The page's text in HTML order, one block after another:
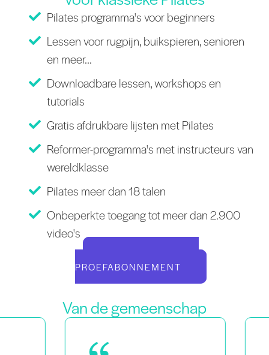
Pilates programma's voor beginners
Lessen voor rugpijn, buikspieren, senioren
en meer...
Downloadbare lessen, workshops en
tutorials
Gratis afdrukbare lijsten met Pilates
Reformer-programma's met instructeurs van
wereldklasse
Pilates meer dan 18 talen
Onbeperkte toegang tot meer dan 2.900
video's
PROEFABONNEMENT
Van de gemeenschap